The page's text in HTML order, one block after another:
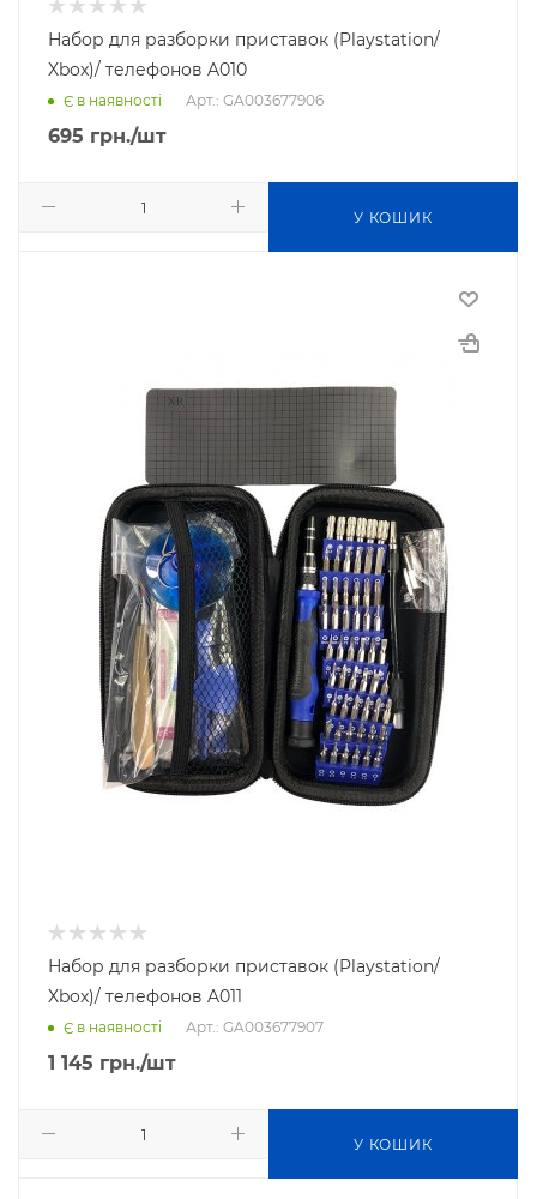
Набор для разборки приставок (Playstation/
Xbox)/ телефонов A010
Є в наявності Арт.: GA003677906
695 грн./шт
У КОШИК
Набор для разборки приставок (Playstation/
Xbox)/ телефонов A011
Є в наявності Арт.: GA003677907
1 145 грн./шт
У КОШИК